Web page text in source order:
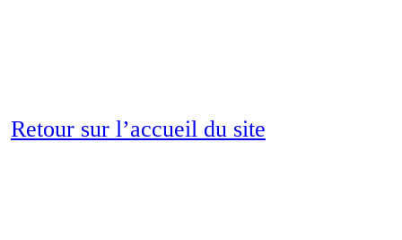
Retour sur l’accueil du site